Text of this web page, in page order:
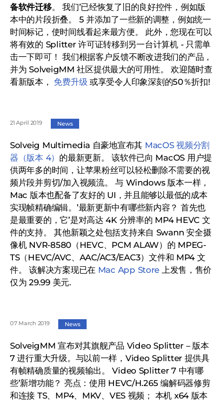
备软件迁移。 我们’已经恢复了旧的良好控件，例如版
本中的片段折叠。 5 并添加了一些新的调整，例如统一
时间标记，使时间线看起来最方便。 此外，您现在可以
将有效的 Splitter 许可证转移到另一台计算机 - 只需单
击一下即可！ 我们根据客户反馈不断改进我们的产品，
并为 SolveigMM 社区提供最大的可用性。 欢迎随时查
看新版本，免费升级 或享受令人印象深刻的50％折扣!
21 April 2019 News
Solveig Multimedia 自豪地宣布其 MacOS 视频分割
器（版本 4） 的最新更新。 该软件已向 MacOS 用户提
供两年多的时间，让苹果粉丝可以轻松删除不需要的视
频片段并剪切/加入视频流。 与 Windows 版本一样，
Mac 版本也配备了友好的 UI，并且能够以最低的成本
实现帧精确编辑。’最新更新中有哪些新内容？ 首先也
是最重要的，它’是对高达 4K 分辨率的 MP4 HEVC 文
件的支持。 其他新颖之处包括支持来自 Swann 安全摄
像机 NVR-8580（HEVC、PCM ALAW）的 MPEG-
TS（HEVC/AVC、AAC/AC3/EAC3）文件和 MP4 文
件。 该解决方案现已在 Mac App Store 上发售，售价
仅为 29.99 美元.
07 March 2019 News
SolveigMM 宣布对其旗舰产品 Video Splitter – 版本
7 进行重大升级。与以前一样，Video Splitter 提供具
有帧精确质量的视频输出。 Video Splitter 7 中有哪
些’新增功能？ 亮点：使用 HEVC/H.265 编解码器修剪
和连接 TS、MP4、MKV、VES 视频； 本机 x64 版本